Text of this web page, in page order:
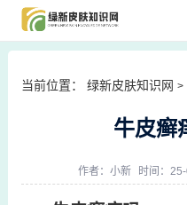
当前位置： 绿新皮肤知识网 >
牛皮癣
作者： 小新 时间：